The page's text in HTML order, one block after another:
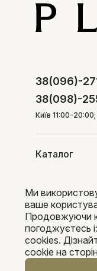
38(096)-
38(098)-
Київ 11:00-
Каталог
Покупцям
Pleka 2016-2026
Ми
ваше
Продовжуючи
погоджуєтесь
cookies.
cookie на